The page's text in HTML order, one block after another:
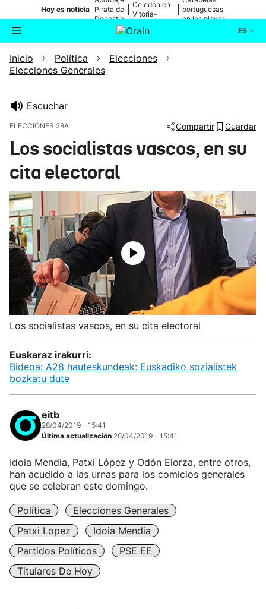
Hoy es noticia Pirata de
Donostia
Celedón en
Vitoria-
portuguesas
en las playas
ES
Buscador Actualidad
Ikusmiran
Eguraldia
Inicio Política
Elecciones
Elecciones Generales
Escuchar
ELECCIONES 28A Compartir Guardar
Los socialistas vascos, en su
cita electoral
Los socialistas vascos, en su cita electoral
Euskaraz irakurri:
Bideoa: A28 hauteskundeak: Euskadiko sozialistek
bozkatu dute
eitb
28/04/2019 - 15:41
Última actualización 28/04/2019 - 15:41
Idoia Mendia, Patxi López y Odón Elorza, entre otros,
han acudido a las urnas para los comicios generales
que se celebran este domingo.
Política
Elecciones Generales
Patxi Lopez
Idoia Mendia
Partidos Políticos
PSE EE
Titulares De Hoy